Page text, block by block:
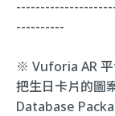
----------
※ Vuforia AR 平
把生日卡片的圖
Database